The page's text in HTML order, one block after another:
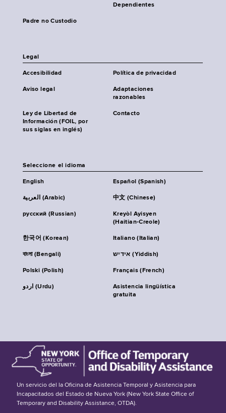
Dependientes
Padre no Custodio
Legal
Accesibilidad Política de privacidad
Aviso legal
Adaptaciones
razonables
Ley de Libertad de
Información (FOIL, por
sus siglas en inglés)
Contacto
Seleccione el idioma
English Español (Spanish)
العربية (Arabic) 中文 (Chinese)
русский (Russian)
Kreyòl Ayisyen
(Haitian-Creole)
한국어 (Korean) Italiano (Italian)
বাংলা (Bengali) אידיש (Yiddish)
Polski (Polish) Français (French)
اردو (Urdu)
Asistencia lingüística
gratuita
Un servicio del la Oficina de Asistencia Temporal y Asistencia para
Incapacitados del Estado de Nueva York (New York State Office of
Temporary and Disability Assistance, OTDA).